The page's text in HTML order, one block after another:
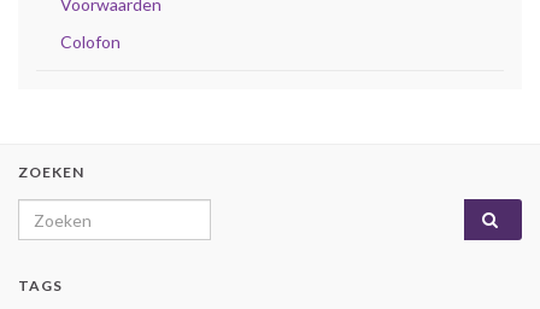
Voorwaarden
Colofon
ZOEKEN
Search for:
TAGS